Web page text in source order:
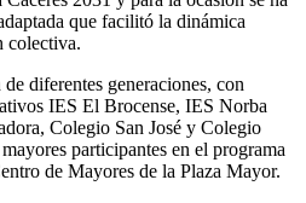
que facilitó la dinámica
colectiva.
diferentes generaciones, con
IES El Brocense, IES Norba
Colegio San José y Colegio
participantes en el programa
de Mayores de la Plaza Mayor.